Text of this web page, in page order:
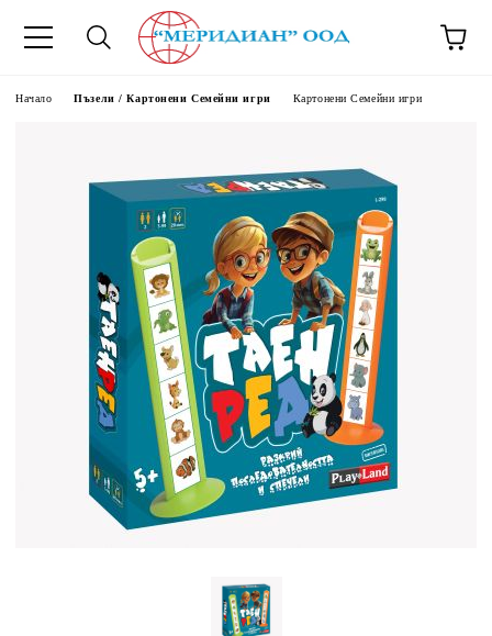
Начало Пъзели / Картонени Семейни игри Картонени Семейни игри